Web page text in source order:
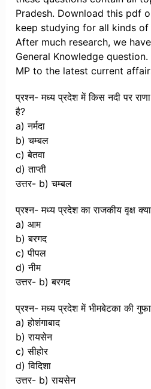
Pradesh. Download this pdf
keep studying for all kinds
After much research, we
General Knowledge
MP to the latest current
प्रश्न- मध्य प्रदेश में किस नदी पर राणा
है?
a) नर्मदा
b) चम्बल
c) बेतवा
d) ताप्ती
उत्तर- b) चम्बल
प्रश्न- मध्य प्रदेश का राजकीय वृक्ष
a) आम
b) बरगद
c) पीपल
d) नीम
उत्तर- b) बरगद
प्रश्न- मध्य प्रदेश में भीमबेटका की
a) होशंगाबाद
b) रायसेन
c) सीहोर
d) विदिशा
उत्तर- b) रायसेन